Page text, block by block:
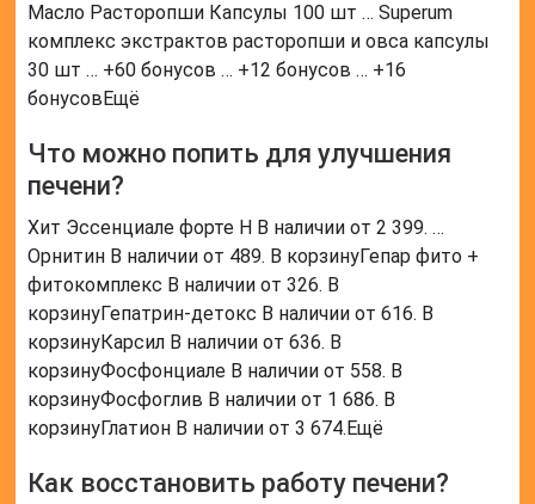
Масло Расторопши Капсулы 100 шт … Superum
комплекс экстрактов расторопши и овса капсулы
30 шт … +60 бонусов … +12 бонусов … +16
бонусовЕщё
Что можно попить для улучшения
печени?
Хит Эссенциале форте Н В наличии от 2 399. …
Орнитин В наличии от 489. В корзинуГепар фито +
фитокомплекс В наличии от 326. В
корзинуГепатрин-детокс В наличии от 616. В
корзинуКарсил В наличии от 636. В
корзинуФосфонциале В наличии от 558. В
корзинуФосфоглив В наличии от 1 686. В
корзинуГлатион В наличии от 3 674.Ещё
Как восстановить работу печени?